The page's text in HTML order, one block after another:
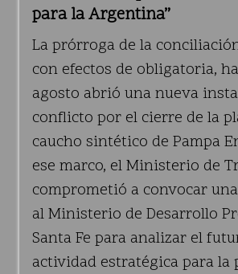
para la Argentina”
La prórroga de la
con efectos de obligatoria,
agosto abrió una nueva
conflicto por el cierre de la
caucho sintético de Pampa
ese marco, el Ministerio de
comprometió a convocar
al Ministerio de Desarrollo
Santa Fe para analizar el
actividad estratégica para